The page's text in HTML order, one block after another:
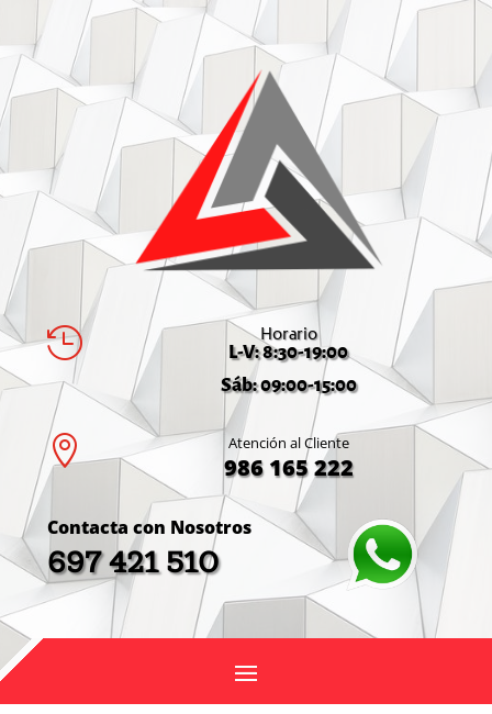
 Horario
L-V: 8:30-19:00
Sáb: 09:00-15:00
 Atención al Cliente
986 165 222
Contacta con Nosotros
697 421 510